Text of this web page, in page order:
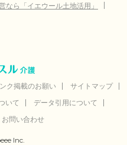
なら「イエウール土地活用」
ク掲載のお願い
サイトマップ
いて
データ引用について
お問い合わせ
Inc.